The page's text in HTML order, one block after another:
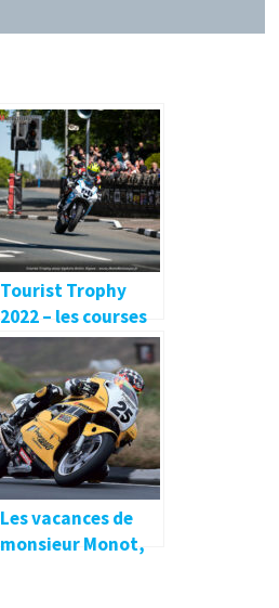
Tourist Trophy
2022 – les courses
Les vacances de
monsieur Monot,